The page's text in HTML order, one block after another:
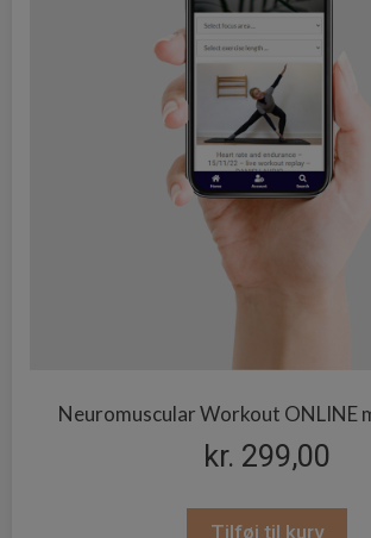
Neuromuscular Workout ONLINE
kr. 299,00
Tilføj til kurv